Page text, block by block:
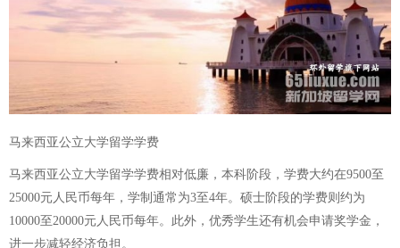
马来西亚公立大学留学学费
马来西亚公立大学留学学费相对低廉，本科阶段，学费大约在9500至
25000元人民币每年，学制通常为3至4年。硕士阶段的学费则约为
10000至20000元人民币每年。此外，优秀学生还有机会申请奖学金，
进一步减轻经济负担。